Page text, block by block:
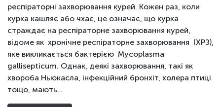
респіраторні захворювання курей. Кожен раз, коли
курка кашляє або чхає, це означає, що курка
страждає на респіраторне захворювання курей,
відоме як хронічне респіраторне захворювання (ХРЗ),
яке викликається бактерією Mycoplasma
gallisepticum. Однак, деякі захворювання, такі як
хвороба Ньюкасла, інфекційний бронхіт, холера птиці
тощо, мають…